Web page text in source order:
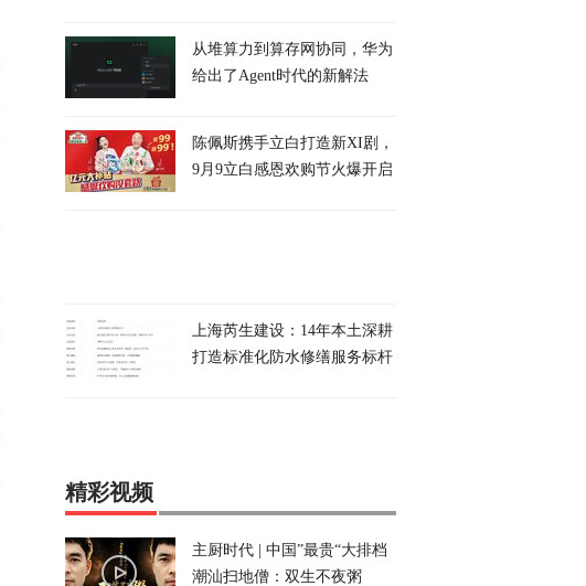
从堆算力到算存网协同，华为
给出了Agent时代的新解法
陈佩斯携手立白打造新XI剧，
9月9立白感恩欢购节火爆开启
上海芮生建设：14年本土深耕
打造标准化防水修缮服务标杆
精彩视频
主厨时代 | 中国”最贵“大排档
潮汕扫地僧：双生不夜粥